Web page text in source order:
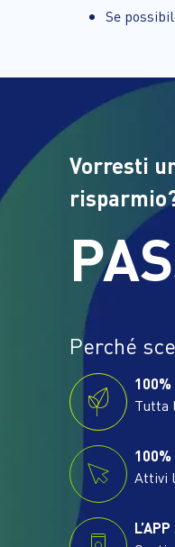
Se
Vorresti
Perché
100%
Tutta
Attivi